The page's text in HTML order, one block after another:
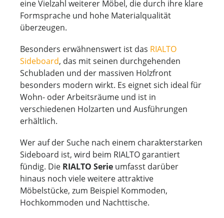
eine Vielzahl weiterer Möbel, die durch ihre klare
Formsprache und hohe Materialqualität
überzeugen.
Besonders erwähnenswert ist das RIALTO
Sideboard, das mit seinen durchgehenden
Schubladen und der massiven Holzfront
besonders modern wirkt. Es eignet sich ideal für
Wohn- oder Arbeitsräume und ist in
verschiedenen Holzarten und Ausführungen
erhältlich.
Wer auf der Suche nach einem charakterstarken
Sideboard ist, wird beim RIALTO garantiert
fündig. Die RIALTO Serie umfasst darüber
hinaus noch viele weitere attraktive
Möbelstücke, zum Beispiel Kommoden,
Hochkommoden und Nachttische.